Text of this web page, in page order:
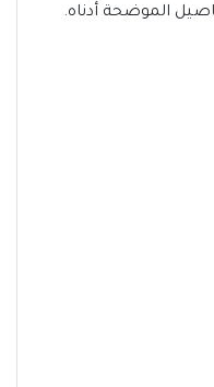
الموضحة أدناه.